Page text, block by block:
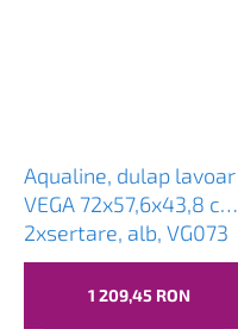
Aqualine, dulap lavoar
VEGA 72x57,6x43,8 cm,
2xsertare, alb, VG073
1 209,45 RON